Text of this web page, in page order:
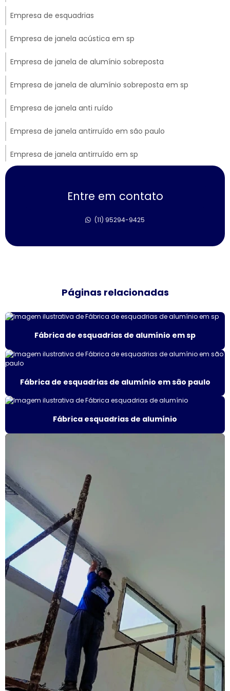
Empresa de esquadrias
Empresa de janela acústica em sp
Empresa de janela de alumínio sobreposta
Empresa de janela de alumínio sobreposta em sp
Empresa de janela anti ruído
Empresa de janela antirruído em são paulo
Empresa de janela antirruído em sp
Empresa de janela sobreposta de giro
Empresa de janela sobreposta de giro em sp
Empresa de janela vidro multilaminado
Empresas de esquadrias de alumínio sp
Esquadria de alumínio amadeirado
Esquadria alumínio janela preço
Esquadria de alumínio preço metro
Esquadria com persiana
Esquadrias acústicas de alumínio
Esquadrias alumínio acústicas
Esquadrias de alumínio alto padrão
Esquadrias de alumínio fábrica
Esquadrias de alumínio isolamento acústico
Esquadrias de alumínio janelas e portas
Esquadrias de alumínio janelas valor
Esquadrias de alumínio maxim ar
Esquadrias de alumínio sob medida
Esquadrias de alumínio sob medida preço
Esquadrias de alumínio sob medida são paulo
Entre em contato
(11) 95294-9425
Páginas relacionadas
Fábrica de esquadrias de alumínio em sp
Fábrica de esquadrias de alumínio em são paulo
Fábrica esquadrias de alumínio